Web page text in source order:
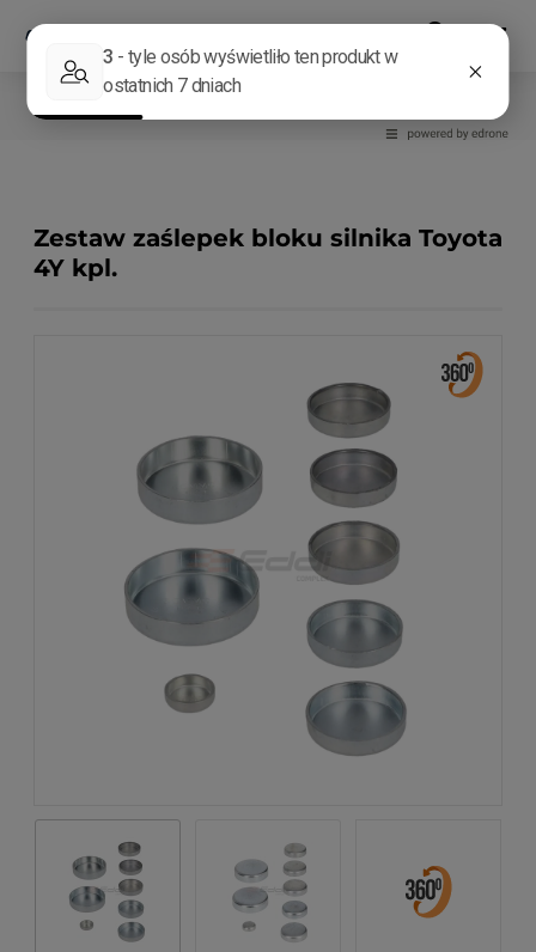
Zestaw zaślepek bloku silnika Toyota
4Y kpl.